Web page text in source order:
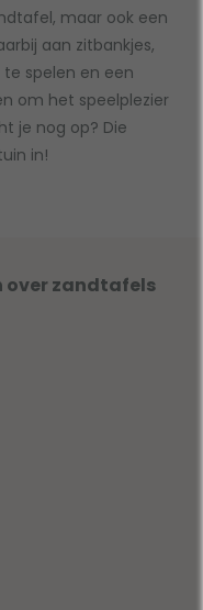
maar ook een
aan zitbankjes,
spelen en een
om het speelplezier
je nog op? Die
in!
over zandtafels